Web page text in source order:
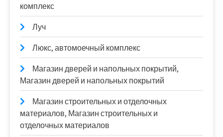
комплекс
Луч
Люкс, автомоечный комплекс
Магазин дверей и напольных покрытий,
Магазин дверей и напольных покрытий
Магазин строительных и отделочных
материалов, Магазин строительных и
отделочных материалов